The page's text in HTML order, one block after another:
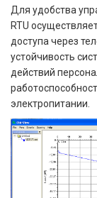
Для удобства
RTU
доступа через
устойчивость
действий
электропитании.